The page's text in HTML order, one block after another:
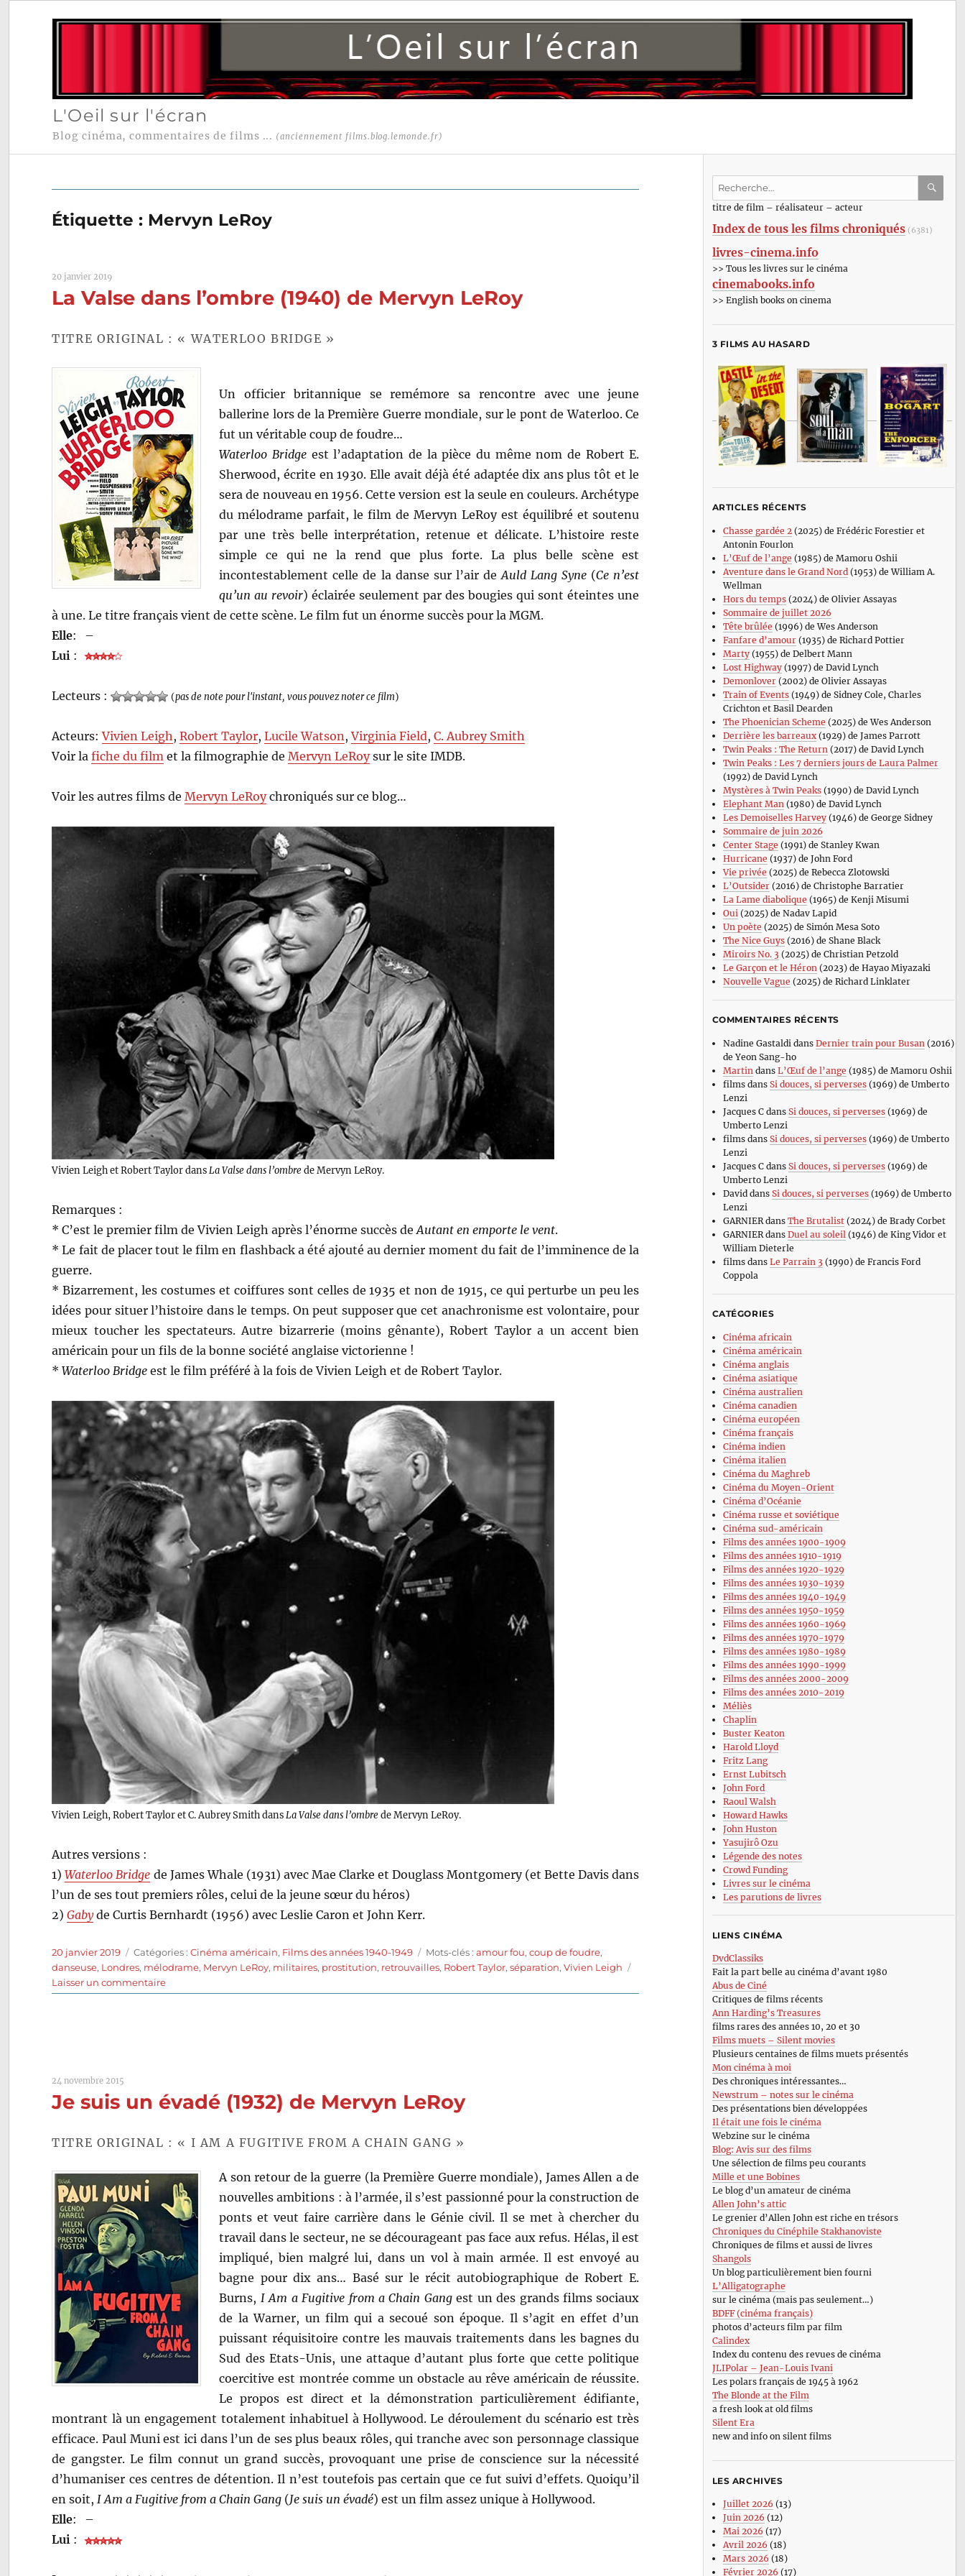
L'Oeil sur l'écran
Blog cinéma, commentaires de films ... (anciennement films.blog.lemonde.fr)
Étiquette : Mervyn LeRoy
20 janvier 2019
La Valse dans l’ombre (1940) de Mervyn LeRoy
TITRE ORIGINAL : « WATERLOO BRIDGE »
Un officier britannique se remémore sa rencontre avec une jeune
ballerine lors de la Première Guerre mondiale, sur le pont de Waterloo. Ce
fut un véritable coup de foudre…
Waterloo Bridgeest l’adaptation de la pièce du même nom de Robert E.
Sherwood, écrite en 1930. Elle avait déjà été adaptée dix ans plus tôt et le
sera de nouveau en 1956. Cette version est la seule en couleurs. Archétype
du mélodrame parfait, le film de Mervyn LeRoy est équilibré et soutenu
par une très belle interprétation, retenue et délicate. L’histoire reste
simple ce qui ne la rend que plus forte. La plus belle scène est
incontestablement celle de la danse sur l’air deAuld Lang Syne (Ce n’est
qu’un au revoir) éclairée seulement par des bougies qui sont éteintes une
à une. Le titre français vient de cette scène. Le film fut un énorme succès pour la MGM.
Elle:
–
Lui :
Lecteurs : (pas de note pour l'instant, vous pouvez noter ce film)
Acteurs:Vivien Leigh ,Robert Taylor,Lucile Watson ,Virginia Field,C. Aubrey Smith
Voir lafiche du film et la filmographie deMervyn LeRoysur le site IMDB.
Voir les autres films deMervyn LeRoychroniqués sur ce blog…
Vivien Leigh et Robert Taylor dans La Valse dans l’ombrede Mervyn LeRoy.
Remarques :
* C’est le premier film de Vivien Leigh après l’énorme succès deAutant en emporte le vent.
* Le fait de placer tout le film en flashback a été ajouté au dernier moment du fait de l’imminence de la
guerre.
* Bizarrement, les costumes et coiffures sont celles de 1935 et non de 1915, ce qui perturbe un peu les
idées pour situer l’histoire dans le temps. On peut supposer que cet anachronisme est volontaire, pour
mieux toucher les spectateurs. Autre bizarrerie (moins gênante), Robert Taylor a un accent bien
américain pour un fils de la bonne société anglaise victorienne !
*Waterloo Bridge est le film préféré à la fois de Vivien Leigh et de Robert Taylor.
Vivien Leigh, Robert Taylor et C. Aubrey Smith dans La Valse dans l’ombrede Mervyn LeRoy.
Autres versions :
1)Waterloo Bridge de James Whale (1931) avec Mae Clarke et Douglass Montgomery (et Bette Davis dans
l’un de ses tout premiers rôles, celui de la jeune sœur du héros)
2)Gabyde Curtis Bernhardt (1956) avec Leslie Caron et John Kerr.
Publié
le
20 janvier 2019 Catégories
Catégories :Cinéma américain, Films des années 1940-1949 Étiquettes
Mots-clés :amour fou,coup de foudre,
danseuse, Londres, mélodrame, Mervyn LeRoy, militaires, prostitution, retrouvailles, Robert Taylor,séparation,Vivien Leigh
Laisser un commentairesur
La
LeRoy
24 novembre 2015
Je suis un évadé (1932) de Mervyn LeRoy
TITRE ORIGINAL : « I AM A FUGITIVE FROM A CHAIN GANG »
A son retour de la guerre (la Première Guerre mondiale), James Allen a de
nouvelles ambitions : à l’armée, il s’est passionné pour la construction de
ponts et veut faire carrière dans le Génie civil. Il se met à chercher du
travail dans le secteur, ne se décourageant pas face aux refus. Hélas, il est
impliqué, bien malgré lui, dans un vol à main armée. Il est envoyé au
bagne pour dix ans… Basé sur le récit autobiographique de Robert E.
Burns, I Am a Fugitive from a Chain Gangest un des grands films sociaux
de la Warner, un film qui a secoué son époque. Il s’agit en effet d’un
puissant réquisitoire contre les mauvais traitements dans les bagnes du
Sud des Etats-Unis, une attaque d’autant plus forte que cette politique
coercitive est montrée comme un obstacle au rêve américain de réussite.
Le propos est direct et la démonstration particulièrement édifiante,
montrant là un engagement totalement inhabituel à Hollywood. Le déroulement du scénario est très
efficace. Paul Muni est ici dans l’un de ses plus beaux rôles, qui tranche avec son personnage classique
de gangster. Le film connut un grand succès, provoquant une prise de conscience sur la nécessité
d’humaniser ces centres de détention. Il n’est toutefois pas certain que ce fut suivi d’effets. Quoiqu’il
en soit,I Am a Fugitive from a Chain Gang (Je suis un évadé) est un film assez unique à Hollywood.
Elle:
–
Lui :
Recherche
:titre de film – réalisateur – acteur
Index de tous les films chroniqués (6381)
livres-cinema.info
>> Tous les livres sur le cinéma
cinemabooks.info
>> English books on cinema
3 FILMS AU HASARD
ARTICLES RÉCENTS
Chasse gardée 2(2025) de Frédéric Forestier et
Antonin Fourlon
L’Œuf de l’ange (1985) de Mamoru Oshii
Aventure dans le Grand Nord(1953) de William A.
Wellman
Hors du temps(2024) de Olivier Assayas
Sommaire de juillet 2026
Tête brûlée (1996) de Wes Anderson
Fanfare d’amour(1935) de Richard Pottier
Marty(1955) de Delbert Mann
Lost Highway(1997) de David Lynch
Demonlover(2002) de Olivier Assayas
Train of Events(1949) de Sidney Cole, Charles
Crichton et Basil Dearden
The Phoenician Scheme (2025) de Wes Anderson
Derrière les barreaux(1929) de James Parrott
Twin Peaks : The Return(2017) de David Lynch
Twin Peaks : Les 7 derniers jours de Laura Palmer
(1992) de David Lynch
Mystères à Twin Peaks(1990) de David Lynch
Elephant Man(1980) de David Lynch
Les Demoiselles Harvey(1946) de George Sidney
Sommaire de juin 2026
Center Stage (1991) de Stanley Kwan
Hurricane (1937) de John Ford
Vie privée (2025) de Rebecca Zlotowski
L’Outsider(2016) de Christophe Barratier
La Lame diabolique (1965) de Kenji Misumi
Oui(2025) de Nadav Lapid
Un poète (2025) de Simón Mesa Soto
The Nice Guys(2016) de Shane Black
Miroirs No. 3 (2025) de Christian Petzold
Le Garçon et le Héron(2023) de Hayao Miyazaki
Nouvelle Vague (2025) de Richard Linklater
COMMENTAIRES RÉCENTS
Nadine Gastaldi dans Dernier train pour Busan (2016)
de Yeon Sang-ho
Martin dans L’Œuf de l’ange (1985) de Mamoru Oshii
filmsdans Si douces, si perverses(1969) de Umberto
Lenzi
Jacques Cdans Si douces, si perverses(1969) de
Umberto Lenzi
filmsdans Si douces, si perverses(1969) de Umberto
Lenzi
Jacques Cdans Si douces, si perverses(1969) de
Umberto Lenzi
David dans Si douces, si perverses(1969) de Umberto
Lenzi
GARNIERdans The Brutalist(2024) de Brady Corbet
GARNIERdans Duel au soleil (1946) de King Vidor et
William Dieterle
filmsdans Le Parrain 3 (1990) de Francis Ford
Coppola
CATÉGORIES
Cinéma africain
Cinéma américain
Cinéma anglais
Cinéma asiatique
Cinéma australien
Cinéma canadien
Cinéma européen
Cinéma français
Cinéma indien
Cinéma italien
Cinéma du Maghreb
Cinéma du Moyen-Orient
Cinéma d’Océanie
Cinéma russe et soviétique
Cinéma sud-américain
Films des années 1900-1909
Films des années 1910-1919
Films des années 1920-1929
Films des années 1930-1939
Films des années 1940-1949
Films des années 1950-1959
Films des années 1960-1969
Films des années 1970-1979
Films des années 1980-1989
Films des années 1990-1999
Films des années 2000-2009
Films des années 2010-2019
Méliès
Chaplin
Buster Keaton
Harold Lloyd
Fritz Lang
Ernst Lubitsch
John Ford
Raoul Walsh
Howard Hawks
John Huston
Yasujirô Ozu
Légende des notes
Crowd Funding
Livres sur le cinéma
Les parutions de livres
LIENS CINÉMA
DvdClassiks
Fait la part belle au cinéma d’avant 1980
Abus de Ciné
Critiques de films récents
Ann Harding’s Treasures
films rares des années 10, 20 et 30
Films muets – Silent movies
Plusieurs centaines de films muets présentés
Mon cinéma à moi
Des chroniques intéressantes…
Newstrum – notes sur le cinéma
Des présentations bien développées
Il était une fois le cinéma
Webzine sur le cinéma
Blog: Avis sur des films
Une sélection de films peu courants
Mille et une Bobines
Le blog d’un amateur de cinéma
Allen John’s attic
Le grenier d’Allen John est riche en trésors
Chroniques du Cinéphile Stakhanoviste
Chroniques de films et aussi de livres
Shangols
Un blog particulièrement bien fourni
L’Alligatographe
sur le cinéma (mais pas seulement…)
BDFF (cinéma français)
photos d’acteurs film par film
Calindex
Index du contenu des revues de cinéma
JLIPolar – Jean-Louis Ivani
Les polars français de 1945 à 1962
The Blonde at the Film
a fresh look at old films
Silent Era
new and info on silent films
LES ARCHIVES
Juillet 2026 (13)
Juin 2026 (12)
Mai 2026 (17)
Avril 2026 (18)
Mars 2026 (18)
Février 2026 (17)